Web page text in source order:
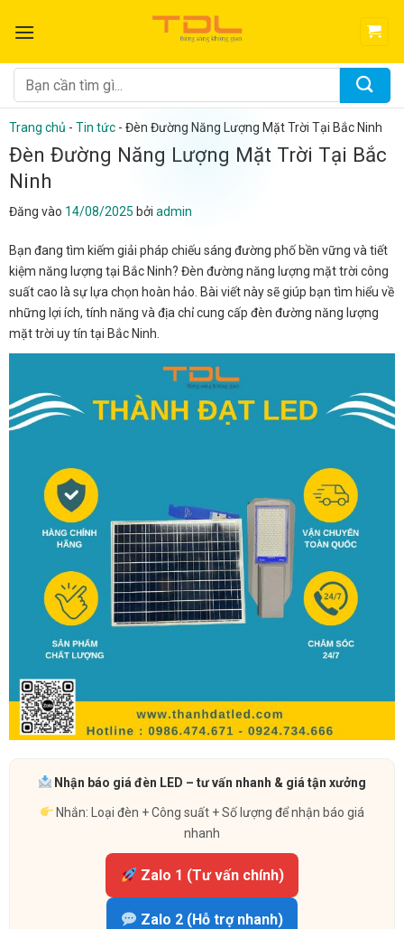
qua
dung
Tìm
kiếm:
Trang chủ - Tin tức - Đèn Đường Năng Lượng Mặt Trời Tại Bắc Ninh
Đèn Đường Năng Lượng Mặt Trời Tại Bắc
Ninh
Đăng vào 14/08/2025 bởi admin
Bạn đang tìm kiếm giải pháp chiếu sáng đường phố bền vững và tiết
kiệm năng lượng tại Bắc Ninh? Đèn đường năng lượng mặt trời công
suất cao là sự lựa chọn hoàn hảo. Bài viết này sẽ giúp bạn tìm hiểu về
những lợi ích, tính năng và địa chỉ cung cấp đèn đường năng lượng
mặt trời uy tín tại Bắc Ninh.
Nhận báo giá đèn LED – tư vấn nhanh & giá tận xưởng
Nhắn: Loại đèn + Công suất + Số lượng để nhận báo giá
nhanh
Zalo 1 (Tư vấn chính)
Zalo 2 (Hỗ trợ nhanh)